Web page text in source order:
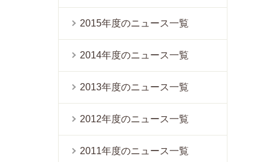
2015年度のニュース一覧
2014年度のニュース一覧
2013年度のニュース一覧
2012年度のニュース一覧
2011年度のニュース一覧